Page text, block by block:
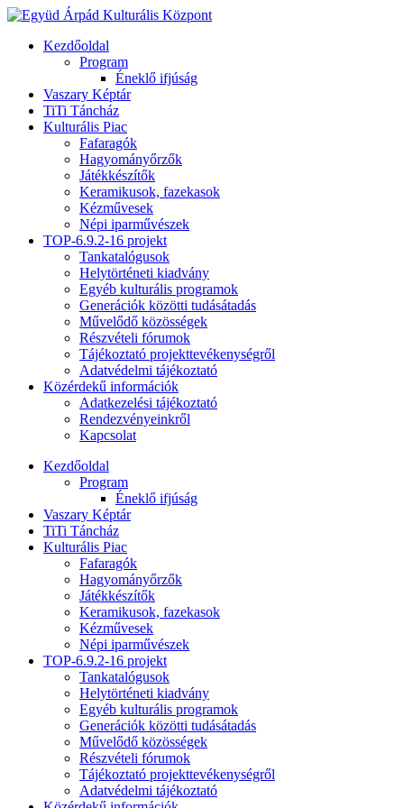
Kezdőoldal
Program
Éneklő ifjúság
Vaszary Képtár
TiTi Táncház
Kulturális Piac
Fafaragók
Hagyományőrzők
Játékkészítők
Keramikusok, fazekasok
Kézművesek
Népi iparművészek
TOP-6.9.2-16 projekt
Tankatalógusok
Helytörténeti kiadvány
Egyéb kulturális programok
Generációk közötti tudásátadás
Művelődő közösségek
Részvételi fórumok
Tájékoztató projekttevékenységről
Adatvédelmi tájékoztató
Közérdekű információk
Adatkezelési tájékoztató
Rendezvényeinkről
Kapcsolat
Kezdőoldal
Program
Éneklő ifjúság
Vaszary Képtár
TiTi Táncház
Kulturális Piac
Fafaragók
Hagyományőrzők
Játékkészítők
Keramikusok, fazekasok
Kézművesek
Népi iparművészek
TOP-6.9.2-16 projekt
Tankatalógusok
Helytörténeti kiadvány
Egyéb kulturális programok
Generációk közötti tudásátadás
Művelődő közösségek
Részvételi fórumok
Tájékoztató projekttevékenységről
Adatvédelmi tájékoztató